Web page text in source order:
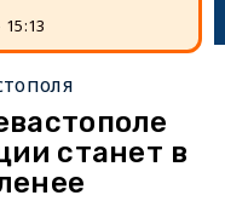
станет в